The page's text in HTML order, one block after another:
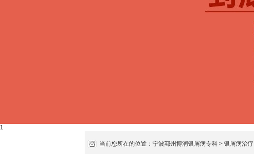
1
当前您所在的位置： 宁波鄞州博润银屑病专科 > 银屑病治疗